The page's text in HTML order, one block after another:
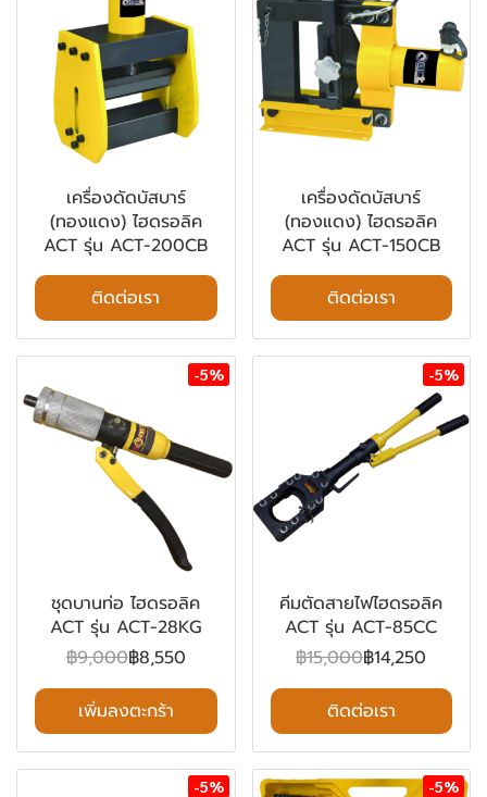
เครื่องดัดบัสบาร์
(ทองแดง) ไฮดรอลิค
ACT รุ่น ACT-200CB
ติดต่อเรา
เครื่องดัดบัสบาร์
(ทองแดง) ไฮดรอลิค
ACT รุ่น ACT-150CB
ติดต่อเรา
-5%
ชุดบานท่อ ไฮดรอลิค
ACT รุ่น ACT-28KG
฿9,000฿8,550
เพิ่มลงตะกร้า
-5%
คีมตัดสายไฟไฮดรอลิค
ACT รุ่น ACT-85CC
฿15,000฿14,250
ติดต่อเรา
-5% -5%